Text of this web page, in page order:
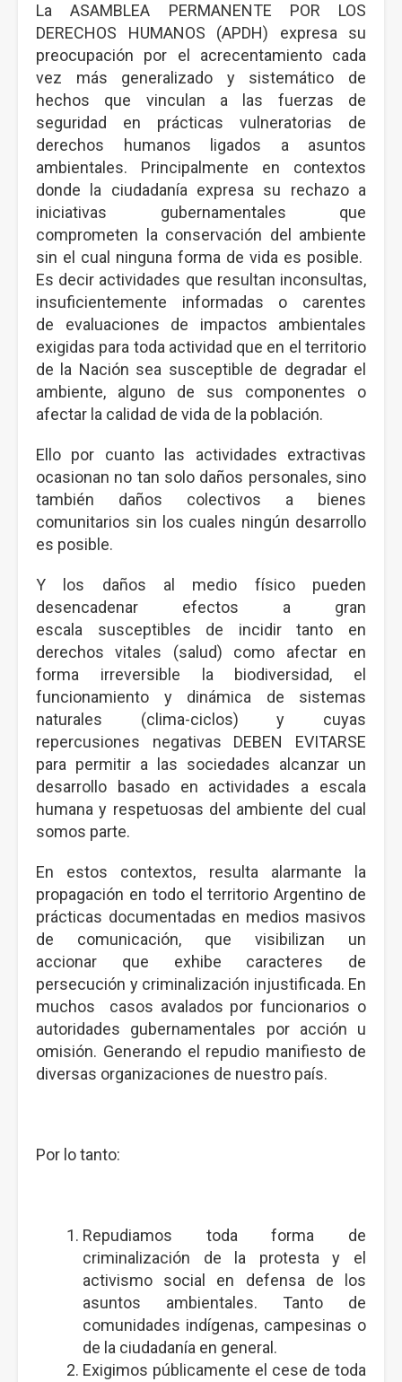
La ASAMBLEA PERMANENTE POR LOS
DERECHOS HUMANOS (APDH) expresa su
preocupación por el acrecentamiento cada
vez más generalizado y sistemático de
hechos que vinculan a las fuerzas de
seguridad en prácticas vulneratorias de
derechos humanos ligados a asuntos
ambientales. Principalmente en contextos
donde la ciudadanía expresa su rechazo a
iniciativas gubernamentales que
comprometen la conservación del ambiente
sin el cual ninguna forma de vida es posible.
Es decir actividades que resultan inconsultas,
insuficientemente informadas o carentes
de evaluaciones de impactos ambientales
exigidas para toda actividad que en el territorio
de la Nación sea susceptible de degradar el
ambiente, alguno de sus componentes o
afectar la calidad de vida de la población.
Ello por cuanto las actividades extractivas
ocasionan no tan solo daños personales, sino
también daños colectivos a bienes
comunitarios sin los cuales ningún desarrollo
es posible.
Y los daños al medio físico pueden
desencadenar efectos a gran
escala susceptibles de incidir tanto en
derechos vitales (salud) como afectar en
forma irreversible la biodiversidad, el
funcionamiento y dinámica de sistemas
naturales (clima-ciclos) y cuyas
repercusiones negativas DEBEN EVITARSE
para permitir a las sociedades alcanzar un
desarrollo basado en actividades a escala
humana y respetuosas del ambiente del cual
somos parte.
En estos contextos, resulta alarmante la
propagación en todo el territorio Argentino de
prácticas documentadas en medios masivos
de comunicación, que visibilizan un
accionar que exhibe caracteres de
persecución y criminalización injustificada. En
muchos casos avalados por funcionarios o
autoridades gubernamentales por acción u
omisión. Generando el repudio manifiesto de
diversas organizaciones de nuestro país.
Por lo tanto:
Repudiamos toda forma de
criminalización de la protesta y el
activismo social en defensa de los
asuntos ambientales. Tanto de
comunidades indígenas, campesinas o
de la ciudadanía en general.
Exigimos públicamente el cese de toda